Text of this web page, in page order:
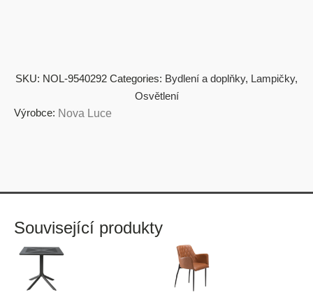
SKU: NOL-9540292 Categories: Bydlení a doplňky, Lampičky,
Osvětlení
Výrobce: Nova Luce
Související produkty